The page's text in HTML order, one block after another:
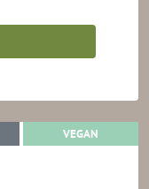
NACH DE-ÖKO-
VEGAN